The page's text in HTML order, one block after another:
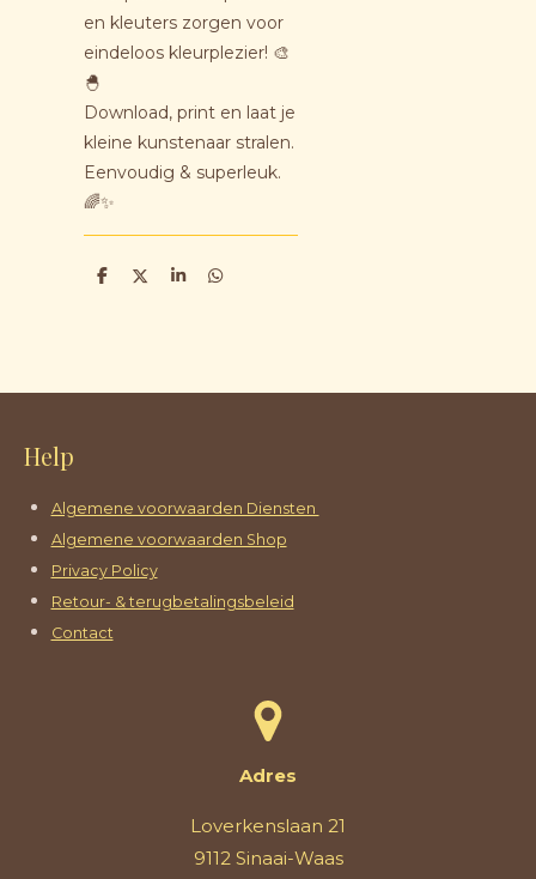
en kleuters zorgen voor
eindeloos kleurplezier! 🎨
🐣
Download, print en laat je
kleine kunstenaar stralen.
Eenvoudig & superleuk.
🌈✨
D
D
S
D
Help
Algemene voorwaarden Diensten
Algemene voorwaarden Shop
Privacy Policy
Retour- & terugbetalingsbeleid
Contact
Adres
Loverkenslaan 21
9112 Sinaai-Waas